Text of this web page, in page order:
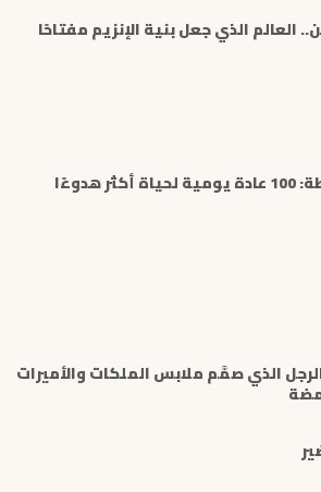
العالم الذي جعل بنية الإنزيم مفتاحًا
“فن الحياة البسيطة: 100 عادة يومية لحياة أكثر هدوءًا
الذي صمَّم ملابس الملكات والأميرات